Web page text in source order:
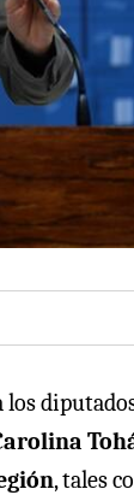
los
, tales